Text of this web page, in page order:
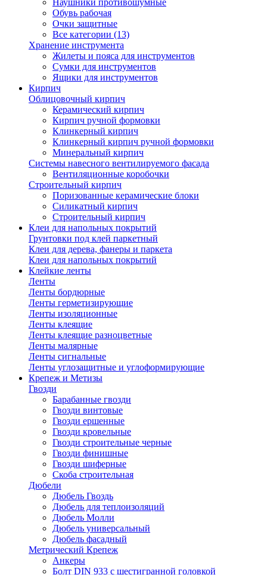
Наушники противошумные
Обувь рабочая
Очки защитные
Все категории (13)
Хранение инструмента
Жилеты и пояса для инструментов
Сумки для инструментов
Ящики для инструментов
Кирпич
Облицовочный кирпич
Керамический кирпич
Кирпич ручной формовки
Клинкерный кирпич
Клинкерный кирпич ручной формовки
Минеральный кирпич
Системы навесного вентилируемого фасада
Вентиляционные коробочки
Строительный кирпич
Поризованные керамические блоки
Силикатный кирпич
Строительный кирпич
Клеи для напольных покрытий
Грунтовки под клей паркетный
Клеи для дерева, фанеры и паркета
Клеи для напольных покрытий
Клейкие ленты
Ленты
Ленты бордюрные
Ленты герметизирующие
Ленты изоляционные
Ленты клеящие
Ленты клеящие разноцветные
Ленты малярные
Ленты сигнальные
Ленты углозащитные и углоформирующие
Крепеж и Метизы
Гвозди
Барабанные гвозди
Гвозди винтовые
Гвозди ершенные
Гвозди кровельные
Гвозди строительные черные
Гвозди финишные
Гвозди шиферные
Скоба строительная
Дюбели
Дюбель Гвоздь
Дюбель для теплоизоляций
Дюбель Молли
Дюбель универсальный
Дюбель фасадный
Метрический Крепеж
Анкеры
Болт DIN 933 с шестигранной головкой